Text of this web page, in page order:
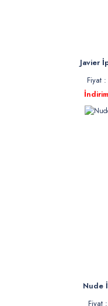
Javier
Fiyat :
Nude
Fiyat :